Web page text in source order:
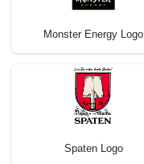
Monster Energy Logo
Spaten Logo